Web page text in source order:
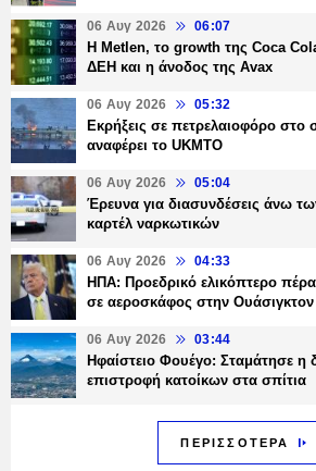
06 Αυγ 2026 06:07
H Metlen, το growth της Coca
ΔΕΗ και η άνοδος της Avax
06 Αυγ 2026 05:32
Εκρήξεις σε πετρελαιοφόρο στο
αναφέρει το UKMTO
06 Αυγ 2026 05:04
Έρευνα για διασυνδέσεις άνω
καρτέλ ναρκωτικών
06 Αυγ 2026 04:33
ΗΠΑ: Προεδρικό ελικόπτερο
σε αεροσκάφος στην Ουάσιγκτον
06 Αυγ 2026 03:44
Ηφαίστειο Φουέγο: Σταμάτησε η
επιστροφή κατοίκων στα σπίτια
ΠΕΡΙΣΣΟΤΕΡΑ